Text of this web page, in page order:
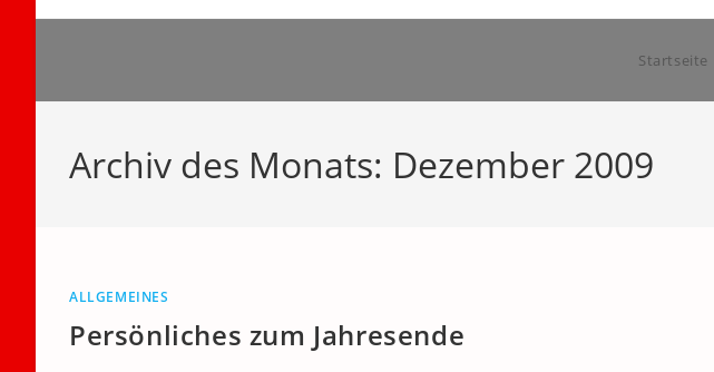
Startseite
Archiv des Monats: Dezember 2009
ALLGEMEINES
Persönliches zum Jahresende